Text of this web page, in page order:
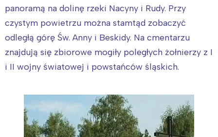
panoramą na dolinę rzeki Nacyny i Rudy. Przy
czystym powietrzu można stamtąd zobaczyć
odległą górę Św. Anny i Beskidy. Na cmentarzu
znajdują się zbiorowe mogiły poległych żołnierzy z I
i II wojny światowej i powstańców śląskich.